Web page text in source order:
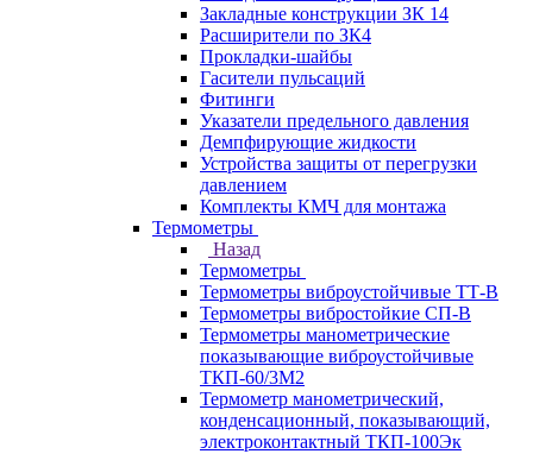
Закладные конструкции ЗК 14
Расширители по ЗК4
Прокладки-шайбы
Гасители пульсаций
Фитинги
Указатели предельного давления
Демпфирующие жидкости
Устройства защиты от перегрузки
давлением
Комплекты КМЧ для монтажа
Термометры
Назад
Термометры
Термометры виброустойчивые ТТ-В
Термометры вибростойкие СП-В
Термометры манометрические
показывающие виброустойчивые
ТКП-60/3М2
Термометр манометрический,
конденсационный, показывающий,
электроконтактный ТКП-100Эк